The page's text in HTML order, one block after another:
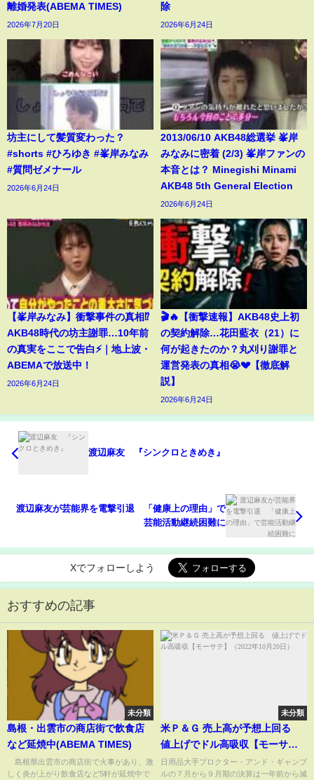
離婚発表(ABEMA TIMES)
2026年7月20日
除
2026年6月24日
坊主にして髪質変わった？
#shorts #ひろゆき #峯岸みなみ
#質問ゼメナール
2026年6月24日
2013/06/10 AKB48総選挙 峯岸
みなみに密着 (2/3) 峯岸ファンの
本音とは？ Minegishi Minami
AKB48 5th General Election
2026年6月24日
【峯岸みなみ】衝撃事件の真相⁉️
AKB48時代の坊主謝罪…10年前
の真実をここで告白⚡️｜地上波・
ABEMAで放送中！
2026年6月24日
🎬🔥【衝撃速報】AKB48史上初
の契約解除…花田藍衣（21）に
何が起きたのか？丸刈り謝罪と
運営発表の真相😭💔【徹底解
説】
2026年6月24日
渡辺麻友 『シンクロときめき』
渡辺麻友が芸能界を電撃引退 「健康上の理由」で
芸能活動継続困難に
Xでフォローしよう
おすすめの記事
未分類
島根・出雲市の商店街で飲食店
など延焼中(ABEMA TIMES)
島根県出雲市の商店街で火事があり、激
しく炎が上がり飲食店など5軒が延焼中で
未分類
米Ｐ＆Ｇ 売上高が予想上回る
値上げでドル高吸収【モーサ
テ】（2022年10月20日）
日用品大手プロクター・アンド・ギャンブ
ルの７月から９月期の決算は一年前から減